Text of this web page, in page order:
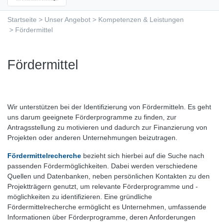
Startseite Unser Angebot
Kompetenzen & Leistungen
Fördermittel
Fördermittel
Wir unterstützen bei der Identifizierung von Fördermitteln. Es geht
uns darum geeignete Förderprogramme zu finden, zur
Antragsstellung zu motivieren und dadurch zur Finanzierung von
Projekten oder anderen Unternehmungen beizutragen.
Fördermittelrecherche bezieht sich hierbei auf die Suche nach
passenden Fördermöglichkeiten. Dabei werden verschiedene
Quellen und Datenbanken, neben persönlichen Kontakten zu den
Projektträgern genutzt, um relevante Förderprogramme und -
möglichkeiten zu identifizieren. Eine gründliche
Fördermittelrecherche ermöglicht es Unternehmen, umfassende
Informationen über Förderprogramme, deren Anforderungen